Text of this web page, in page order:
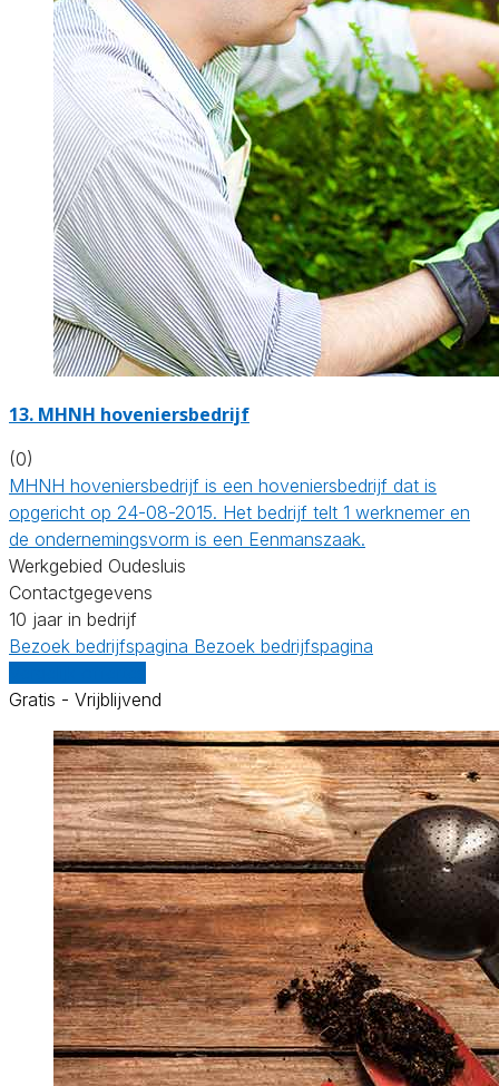
13. MHNH hoveniersbedrijf
(0)
MHNH hoveniersbedrijf is een hoveniersbedrijf dat is
opgericht op 24-08-2015. Het bedrijf telt 1 werknemer en
de ondernemingsvorm is een Eenmanszaak.
Werkgebied Oudesluis
Contactgegevens
10 jaar in bedrijf
Bezoek bedrijfspagina Bezoek bedrijfspagina
Gratis - Vrijblijvend